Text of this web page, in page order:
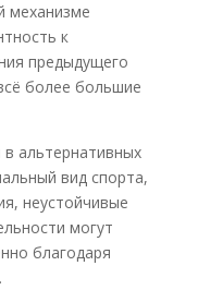
механизме
к
предыдущего
более большие
альтернативных
вид спорта,
неустойчивые
могут
благодаря